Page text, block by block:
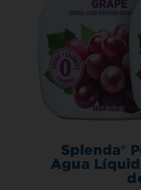
Splenda®
Agua